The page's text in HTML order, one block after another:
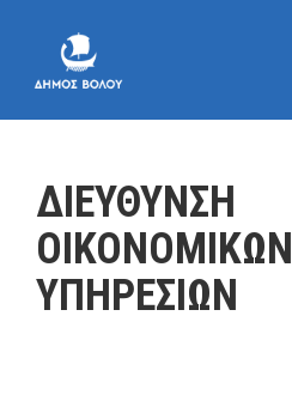
ΔΙΕΥΘΥΝΣΗ
ΟΙΚΟΝΟΜΙΚΩΝ
ΥΠΗΡΕΣΙΩΝ